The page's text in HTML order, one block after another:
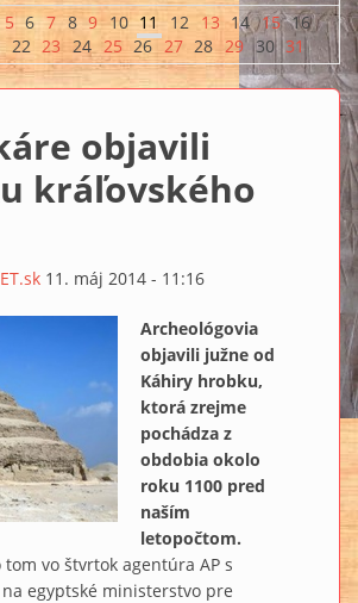
5 6 7 8 9 10 11 12 13 14 15 16
22 23 24 25 26 27 28 29 30 31
objavili
kráľovského
11. máj 2014 - 11:16
Archeológovia
objavili južne od
Káhiry hrobku,
ktorá zrejme
pochádza z
obdobia okolo
roku 1100 pred
naším
letopočtom.
vo štvrtok agentúra AP s
egyptské ministerstvo pre